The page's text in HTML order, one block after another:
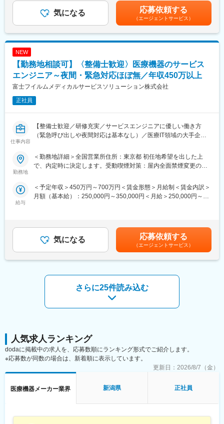
ションはセパレーション完了後、DePuy Synthes の従業員として
雇用される予定であり、同社の雇用体系・プログラム・ポリシ
ー・福利厚生が適用されます。詳細は、適切なタイミングで
ティング等の技術サポートがメインとなります。医療機関特有の
効率的運用のご提案、開発部門へのフィードバック等、安心して
ユーザーに同社の医療機器をご使用いただけるよう様々な側面か
らサービス＆サポートするポジションです。 サポート＆サービス
の品質を高め、お客様にご提案することで、お客様からの信頼や
■研修制度について：
研修センターがあり、機械を実際に解体したり、組み立てたりす
る研修や、実際にコールセンターに届くお問い合わせ内容を把握
していただくための研修もございます。その他、先輩社員との
OJTもじっくり行っており、1人前になるまで手厚くサポート致し
ます。未経験の方でも安心してキャッチアップいただけるよう充
■取得できるスキルについて：
X線診断装置や医療ITシステム等の幅広い製品がありますので、幅
クに関してのスキルも活用される場面も多く、医療機器という枠
にとどまらない幅広いスキルを磨けます。
大病院とは違い、クリニックがお客様となる為、基本的に夜間に
呼ばれることはありません。一方でイレギュラーな自体に備えて
コールセンターでの一次対応を行っており、各エンジニアの負担
を軽減するような働き方が可能です。
変更の範囲：会社の定める業務
気になる 応募依頼する
（エージェントサービス）
NEW
【勤務地相談可】〈整備士歓迎〉医療機器のサービス
エンジニア～夜間・緊急対応ほぼ無／年収450万以上
富士フイルムメディカルサービスソリューション株式会社
正社員
仕事内容
【整備士歓迎／研修充実／サービスエンジニアに優しい働き方
（緊急呼び出しや夜間対応は基本なし）／医療IT領域の大手企業
ぼ無】
■職務内容：
す。1日の訪問頻度は点検、オンコール呼び出しを含み2～3件程
度になります。
ティング等の技術サポートがメインとなります。医療機関特有の
効率的運用のご提案、開発部門へのフィードバック等、安心して
ユーザーに同社の医療機器をご使用いただけるよう様々な側面か
らサービス＆サポートするポジションです。 サポート＆サービス
安心を獲得いただきます。
■研修制度について：
研修センターがあり、機械を実際に解体したり、組み立てたりす
る研修や、実際にコールセンターに届くお問い合わせ内容を把握
ます。未経験の方でも安心してキャッチアップいただけるよう充
実した研修制度をご用意しています。
■取得できるスキルについて：
X線診断装置や医療ITシステム等の幅広い製品がありますので、幅
広く多くのスキルを習得可能です。デジタル化・ネットワーク化
クに関してのスキルも活用される場面も多く、医療機器という枠
■緊急呼び出しについて：
大病院とは違い、クリニックがお客様となる為、基本的に夜間に
勤務地
＜勤務地詳細＞全国営業所住所：東京都 初任地希望を出した上
で、内定時に決定します。受動喫煙対策：屋内全面禁煙変更の範
給与
＜予定年収＞450万円～700万円＜賃金形態＞月給制＜賃金内訳＞
月額（基本給）：250,000円～350,000円＜月給＞250,000円～
気になる 応募依頼する
（エージェントサービス）
さらに25件読み込む
人気求人ランキング
dodaに掲載中の求人を、応募数順にランキング形式でご紹介します。
※応募数が同数の場合は、新着順に表示しています。
更新日： 2026/8/7（金）
医療機器メーカー業界 新潟県 正社員